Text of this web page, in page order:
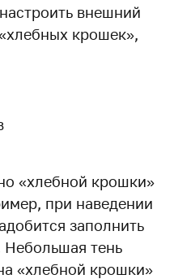
внешний
крошек»,
«хлебной крошки»
при наведении
заполнить
тень
«хлебной крошки»